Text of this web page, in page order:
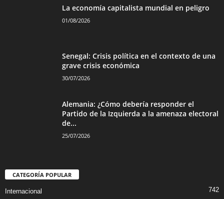
La economía capitalista mundial en peligro
01/08/2026
Senegal: Crisis política en el contexto de una
grave crisis económica
30/07/2026
Alemania: ¿Cómo debería responder el
Partido de la Izquierda a la amenaza electoral
de...
25/07/2026
CATEGORÍA POPULAR
Internacional 742